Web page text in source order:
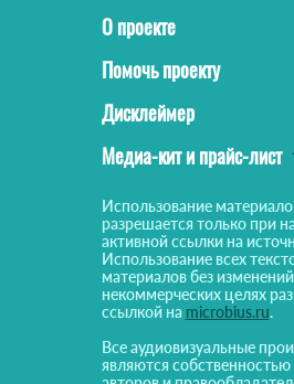
О проекте
Помочь проекту
Дисклеймер
Медиа-кит и прайс-лист
Использование
разрешается только при
активной ссылки на
Использование всех
материалов без
некоммерческих целях
ссылкой на microbius.ru.
Все аудиовизуальные
являются собственностью